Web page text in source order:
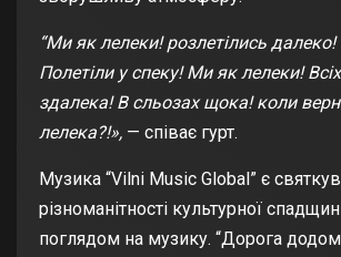
“Ми як лелеки! розлетілись
Полетіли у спеку! Ми як лелеки!
здалека! В сльозах щока! коли
лелека?!», — співає гурт.
Музика “Vilni Music Global” є
різноманітності культурної
поглядом на музику. “Дорога